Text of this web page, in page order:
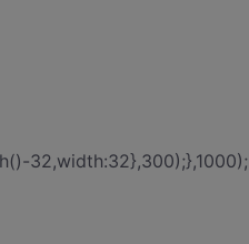
32,width:32},300);},1000);